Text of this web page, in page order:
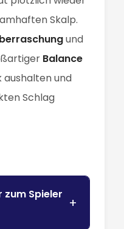
Skalp.
und
Balance
aushalten und
Schlag
zum Spieler